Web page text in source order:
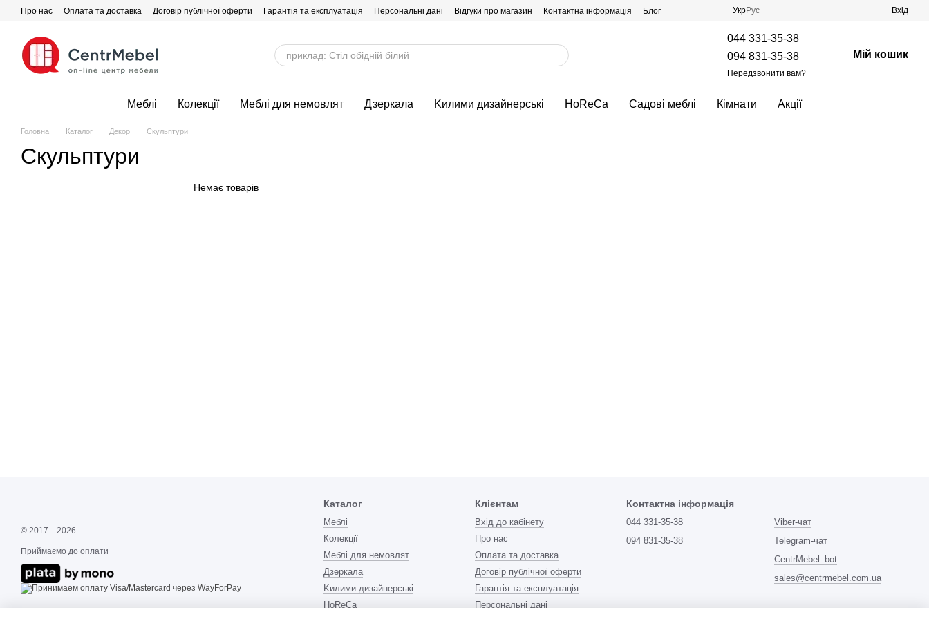
Перейти до основного контенту
Про нас Оплата та доставка Договір публічної оферти Гарантія та експлуатація Персональні дані Відгуки про магазин Контактна інформація Блог УкрРус Вхід
044 331-35-38
094 831-35-38
Передзвонити вам?
Мій кошик
Меблі Колекції Меблі для немовлят Дзеркала Kилими дизайнерські HoReCa Садові меблі Кімнати Акції
Головна Каталог Декор Скульптури
Скульптури
Немає товарів
© 2017—2026
Приймаємо до оплати
Каталог
Меблі
Колекції
Меблі для немовлят
Дзеркала
Kилими дизайнерські
HoReCa
Клієнтам
Вхід до кабінету
Про нас
Оплата та доставка
Договір публічної оферти
Гарантія та експлуатація
Персональні дані
Контактна інформація
044 331-35-38
094 831-35-38
Viber-чат
Telegram-чат
CentrMebel_bot
sales@centrmebel.com.ua